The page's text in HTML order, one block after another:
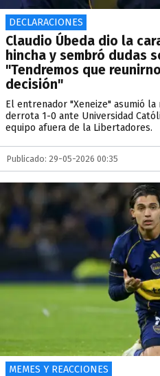
DECLARACIONES
Claudio Úbeda dio la
hincha y sembró dudas
"Tendremos que
decisión"
El entrenador "Xeneize" asumió
derrota 1-0 ante Universidad
equipo afuera de la Libertadores.
Publicado: 29-05-2026 00:35
MEMES Y REACCIONES